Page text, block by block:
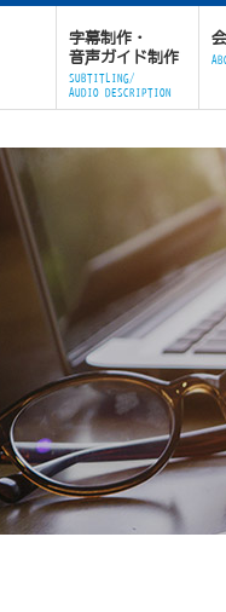
字幕制作・
音声ガイド制作
SUBTITLING/
AUDIO DESCRIPTION